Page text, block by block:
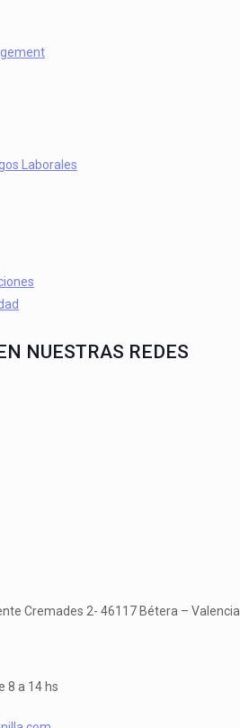
Laborales
NUESTRAS REDES
Cremades 2- 46117 Bétera – Valencia
8 a 14 hs